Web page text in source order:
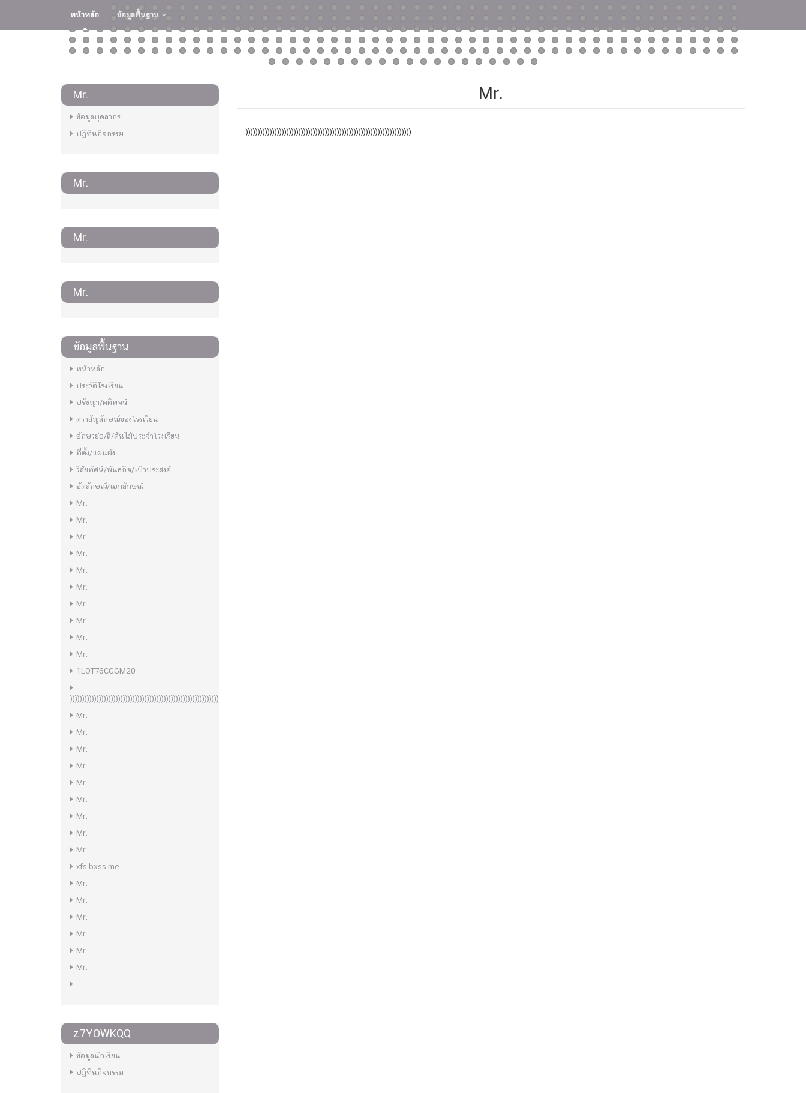
หน้าหลัก ข้อมูลพื้นฐาน
Mr.
ข้อมูลบุคลากร
ปฏิทินกิจกรรม
Mr.
Mr.
Mr.
ข้อมูลพื้นฐาน
หน้าหลัก
ประวัติโรงเรียน
ปรัชญา/คติพจน์
ตราสัญลักษณ์ของโรงเรียน
อักษรย่อ/สี/ต้นไม้ประจำโรงเรียน
ที่ตั้ง/แผนผัง
วิสัยทัศน์/พันธกิจ/เป้าประสงค์
อัตลักษณ์/เอกลักษณ์
Mr.
Mr.
Mr.
Mr.
Mr.
Mr.
Mr.
Mr.
Mr.
Mr.
1LOT76CGGM20
)))))))))))))))))))))))))))))))))))))))))))))))))))))))))))))))))))))
Mr.
Mr.
Mr.
Mr.
Mr.
Mr.
Mr.
Mr.
Mr.
xfs.bxss.me
Mr.
Mr.
Mr.
Mr.
Mr.
Mr.
z7YOWKQQ
ข้อมูลนักเรียน
ปฏิทินกิจกรรม
Mr.
)))))))))))))))))))))))))))))))))))))))))))))))))))))))))))))))))))))